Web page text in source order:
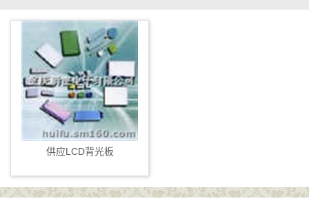
供应LCD背光板